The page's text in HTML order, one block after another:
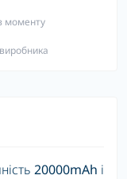
моменту
20000mAh і